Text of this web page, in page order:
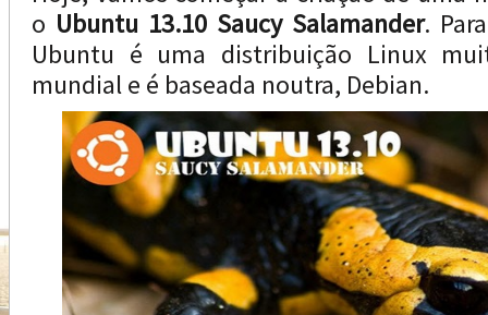
o Ubuntu 13.10 Saucy Salamander.
Ubuntu é uma distribuição Linux
mundial e é baseada noutra, Debian.